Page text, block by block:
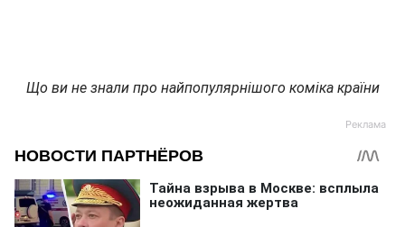
Що ви не знали про найпопулярнішого коміка країни